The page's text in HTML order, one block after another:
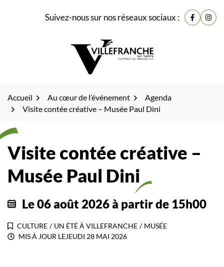
Suivez-nous sur nos réseaux sociaux : Lien vers
Lien
Accueil Au cœur de l’événement
Agenda
Visite contée créative – Musée Paul Dini
Visite contée créative –
Musée Paul Dini
Le06août 2026à partir de 15h00
CULTURE / UN ÉTÉ À VILLEFRANCHE / MUSÉE
MIS À JOUR LEJEUDI 28 MAI 2026